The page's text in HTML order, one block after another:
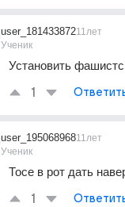
user_181433872
Ученик
11лет
Установить
1
user_195068968
Ученик
11лет
Тосе в рот дать
1